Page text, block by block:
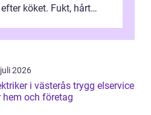
köket. Fukt, hårt
2026
i västerås trygg elservice
hem och företag